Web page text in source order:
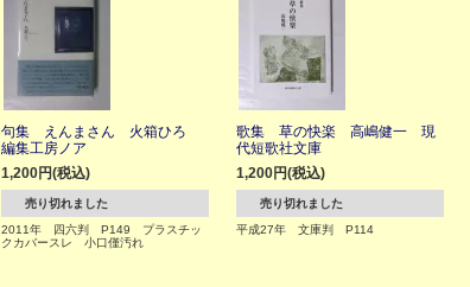
句集 えんまさん 火箱ひろ
編集工房ノア
1,200円(税込)
売り切れました
2011年 四六判 P149 プラスチッ
クカバースレ 小口僅汚れ
歌集 草の快楽 高嶋健一 現
代短歌社文庫
1,200円(税込)
売り切れました
平成27年 文庫判 P114